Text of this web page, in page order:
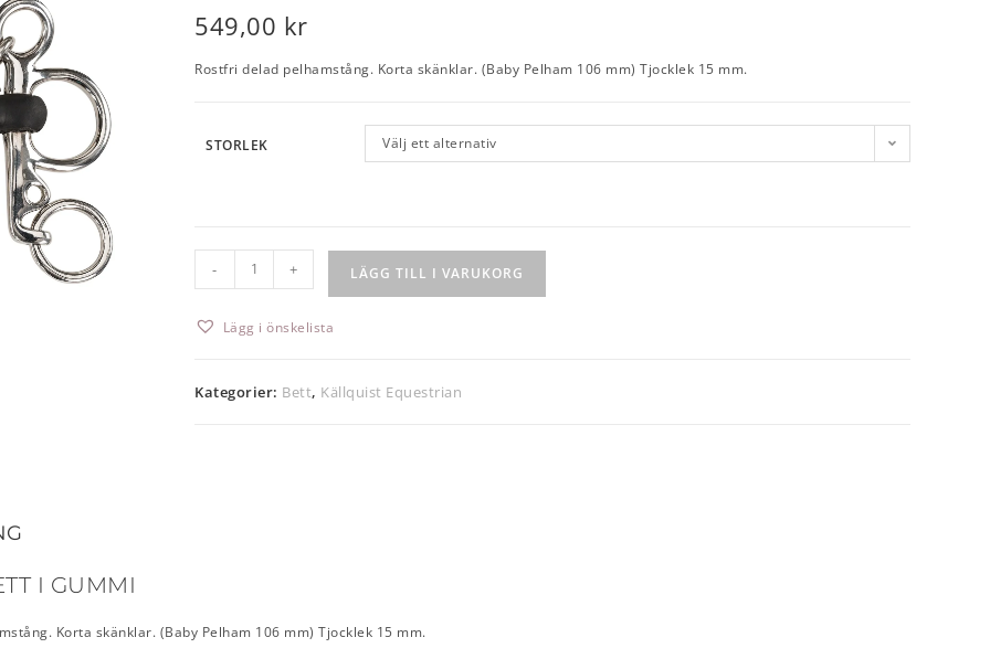
549,00 kr
Rostfri delad pelhamstång. Korta skänklar. (Baby Pelham 106 mm) Tjocklek 15 mm.
STORLEK Välj ett alternativ
- + LÄGG TILL I VARUKORG
Lägg i önskelista
Kategorier: Bett, Källquist Equestrian
I GUMMI
Korta skänklar. (Baby Pelham 106 mm) Tjocklek 15 mm.